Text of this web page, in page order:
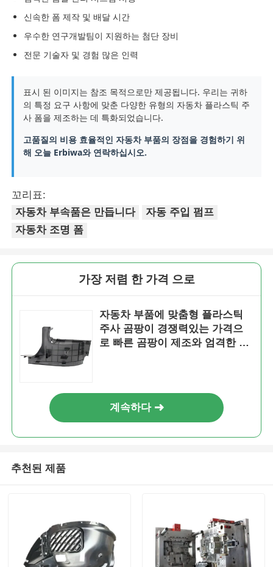
홈
제품 소개
VR 쇼
회사 소개
품질 관리
신속한 폼 제작 및 배달 시간
우수한 연구개발팀이 지원하는 첨단 장비
전문 기술자 및 경험 많은 인력
표시 된 이미지는 참조 목적으로만 제공됩니다. 우리는 귀하
의 특정 요구 사항에 맞춘 다양한 유형의 자동차 플라스틱 주
사 폼을 제조하는 데 특화되었습니다.
고품질의 비용 효율적인 자동차 부품의 장점을 경험하기 위
해 오늘 Erbiwa와 연락하십시오.
꼬리표:
자동차 부속품은 만듭니다
자동 주입 펌프
자동차 조명 폼
가장 저렴 한 가격 으로
자동차 부품에 맞춤형 플라스틱
주사 곰팡이 경쟁력있는 가격으
로 빠른 곰팡이 제조와 엄격한 품
계속하다
추천된 제품